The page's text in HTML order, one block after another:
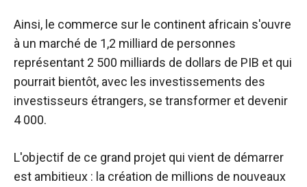
Ainsi, le commerce sur le continent africain s'ouvre
à un marché de 1,2 milliard de personnes
représentant 2 500 milliards de dollars de PIB et qui
pourrait bientôt, avec les investissements des
investisseurs étrangers, se transformer et devenir
4 000.
L'objectif de ce grand projet qui vient de démarrer
est ambitieux : la création de millions de nouveaux